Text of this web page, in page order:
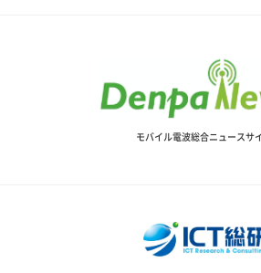
モバイル電波総合ニュースサ